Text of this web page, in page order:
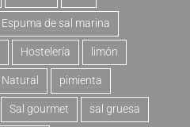
Espuma de sal marina
Hostelería limón
Natural pimienta
Sal gourmet sal gruesa